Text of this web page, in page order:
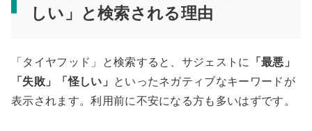
しい」と検索される理由
「タイヤフッド」と検索すると、サジェストに
「最悪」
「失敗」「怪しい」
といったネガティブなキーワードが
表示されます。利用前に不安になる方も多いはずです。